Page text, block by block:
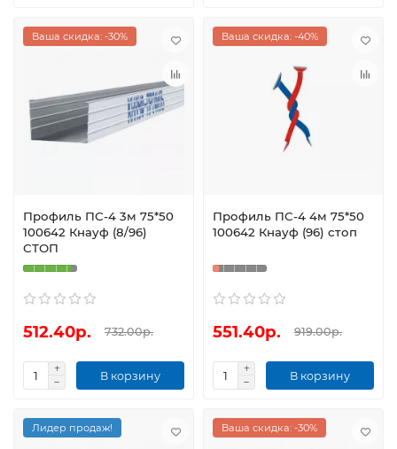
Ваша скидка: -30%
Профиль ПС-4 3м 75*50
100642 Кнауф (8/96)
СТОП
512.40р. 732.00р.
В корзину
Ваша скидка: -40%
Профиль ПС-4 4м 75*50
100642 Кнауф (96) стоп
551.40р. 919.00р.
В корзину
Лидер продаж! Ваша скидка: -30%